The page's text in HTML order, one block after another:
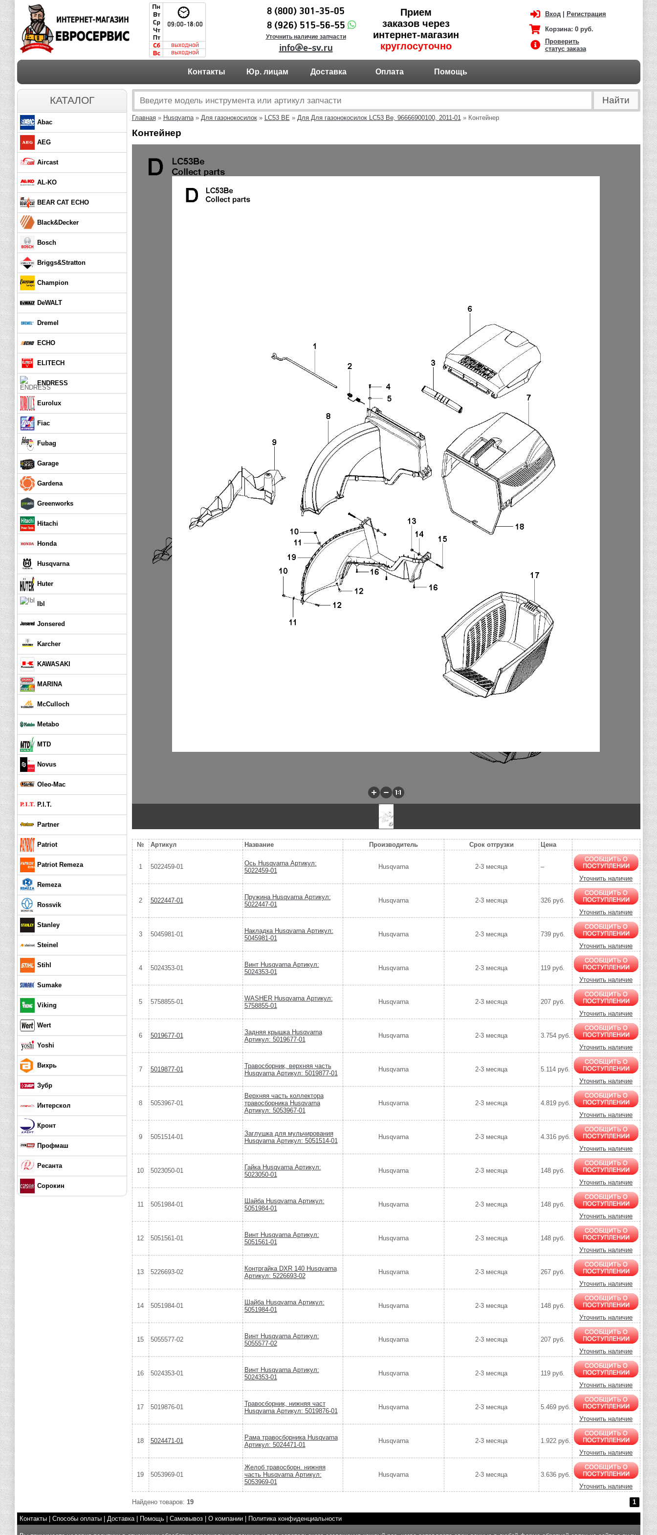
8 (800) 301-35-05
Прием
заказов через
интернет-магазин
круглосуточно
8 (926) 515-56-55
Уточнить наличие запчасти
info@e-sv.ru
Вход| Регистрация
Корзина: 0 руб.
Проверить
статус заказа
Контакты Юр. лицам Доставка Оплата Помощь
КАТАЛОГ
Abac
AEG
Aircast
AL-KO
BEAR CAT ECHO
Black&Decker
Bosch
Briggs&Stratton
Champion
DeWALT
Dremel
ECHO
ELITECH
ENDRESS
Eurolux
Fiac
Fubag
Garage
Gardena
Greenworks
Hitachi
Honda
Husqvarna
Huter
Ibl
Jonsered
Karcher
KAWASAKI
MARINA
McCulloch
Metabo
MTD
Novus
Oleo-Mac
P.I.T.
Partner
Patriot
Patriot Remeza
Remeza
Rossvik
Stanley
Steinel
Stihl
Sumake
Viking
Wert
Yoshi
Вихрь
Зубр
Интерскол
Кронт
Профмаш
Ресанта
Сорокин
Главная» Husqvarna» Для газонокосилок» LC53 BE » Для Для газонокосилок LC53 Be, 96666900100, 2011-01» Контейнер
Контейнер
№ Артикул Название Производитель Срок отгрузки Цена
1 5022459-01
Ось Husqvarna Артикул:
5022459-01
Husqvarna 2-3 месяца
–
Уточнить наличие
2 5022447-01
Пружина Husqvarna Артикул:
5022447-01
Husqvarna 2-3 месяца
326 руб.
Уточнить наличие
3 5045981-01
Накладка Husqvarna Артикул:
5045981-01
Husqvarna 2-3 месяца
739 руб.
Уточнить наличие
4 5024353-01
Винт Husqvarna Артикул:
5024353-01
Husqvarna 2-3 месяца
119 руб.
Уточнить наличие
5 5758855-01
WASHER Husqvarna Артикул:
5758855-01
Husqvarna 2-3 месяца
207 руб.
Уточнить наличие
6 5019677-01
Задняя крышка Husqvarna
Артикул: 5019677-01
Husqvarna 2-3 месяца
3.754 руб.
Уточнить наличие
7 5019877-01
Травосборник, верхняя часть
Husqvarna Артикул: 5019877-01
Husqvarna 2-3 месяца
5.114 руб.
Уточнить наличие
8 5053967-01
Верхняя часть коллектора
травосборника Husqvarna
Артикул: 5053967-01
Husqvarna 2-3 месяца
4.819 руб.
Уточнить наличие
9 5051514-01
Заглушка для мульчирования
Husqvarna Артикул: 5051514-01
Husqvarna 2-3 месяца
4.316 руб.
Уточнить наличие
10 5023050-01
Гайка Husqvarna Артикул:
5023050-01
Husqvarna 2-3 месяца
148 руб.
Уточнить наличие
11 5051984-01
Шайба Husqvarna Артикул:
5051984-01
Husqvarna 2-3 месяца
148 руб.
Уточнить наличие
12 5051561-01
Винт Husqvarna Артикул:
5051561-01
Husqvarna 2-3 месяца
148 руб.
Уточнить наличие
13 5226693-02
Контргайка DXR 140 Husqvarna
Артикул: 5226693-02
Husqvarna 2-3 месяца
267 руб.
Уточнить наличие
14 5051984-01
Шайба Husqvarna Артикул:
5051984-01
Husqvarna 2-3 месяца
148 руб.
Уточнить наличие
15 5055577-02
Винт Husqvarna Артикул:
5055577-02
Husqvarna 2-3 месяца
207 руб.
Уточнить наличие
16 5024353-01
Винт Husqvarna Артикул:
5024353-01
Husqvarna 2-3 месяца
119 руб.
Уточнить наличие
17 5019876-01
Травосборник, нижняя част
Husqvarna Артикул: 5019876-01
Husqvarna 2-3 месяца
5.469 руб.
Уточнить наличие
18 5024471-01
Рама травосборника Husqvarna
Артикул: 5024471-01
Husqvarna 2-3 месяца
1.922 руб.
Уточнить наличие
19 5053969-01
Желоб травосборн. нижняя
часть Husqvarna Артикул:
5053969-01
Husqvarna 2-3 месяца
3.636 руб.
Уточнить наличие
Найдено товаров: 19 1
Контакты| Способы оплаты| Доставка| Помощь| Самовывоз| О компании| Политика конфиденциальности